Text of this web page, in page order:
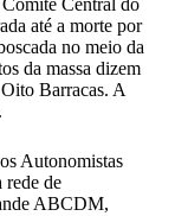
até a morte por
no meio da
da massa dizem
Barracas. A
Autonomistas
rede de
ABCDM,